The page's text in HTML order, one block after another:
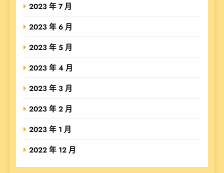
2023 年 7 月
2023 年 6 月
2023 年 5 月
2023 年 4 月
2023 年 3 月
2023 年 2 月
2023 年 1 月
2022 年 12 月